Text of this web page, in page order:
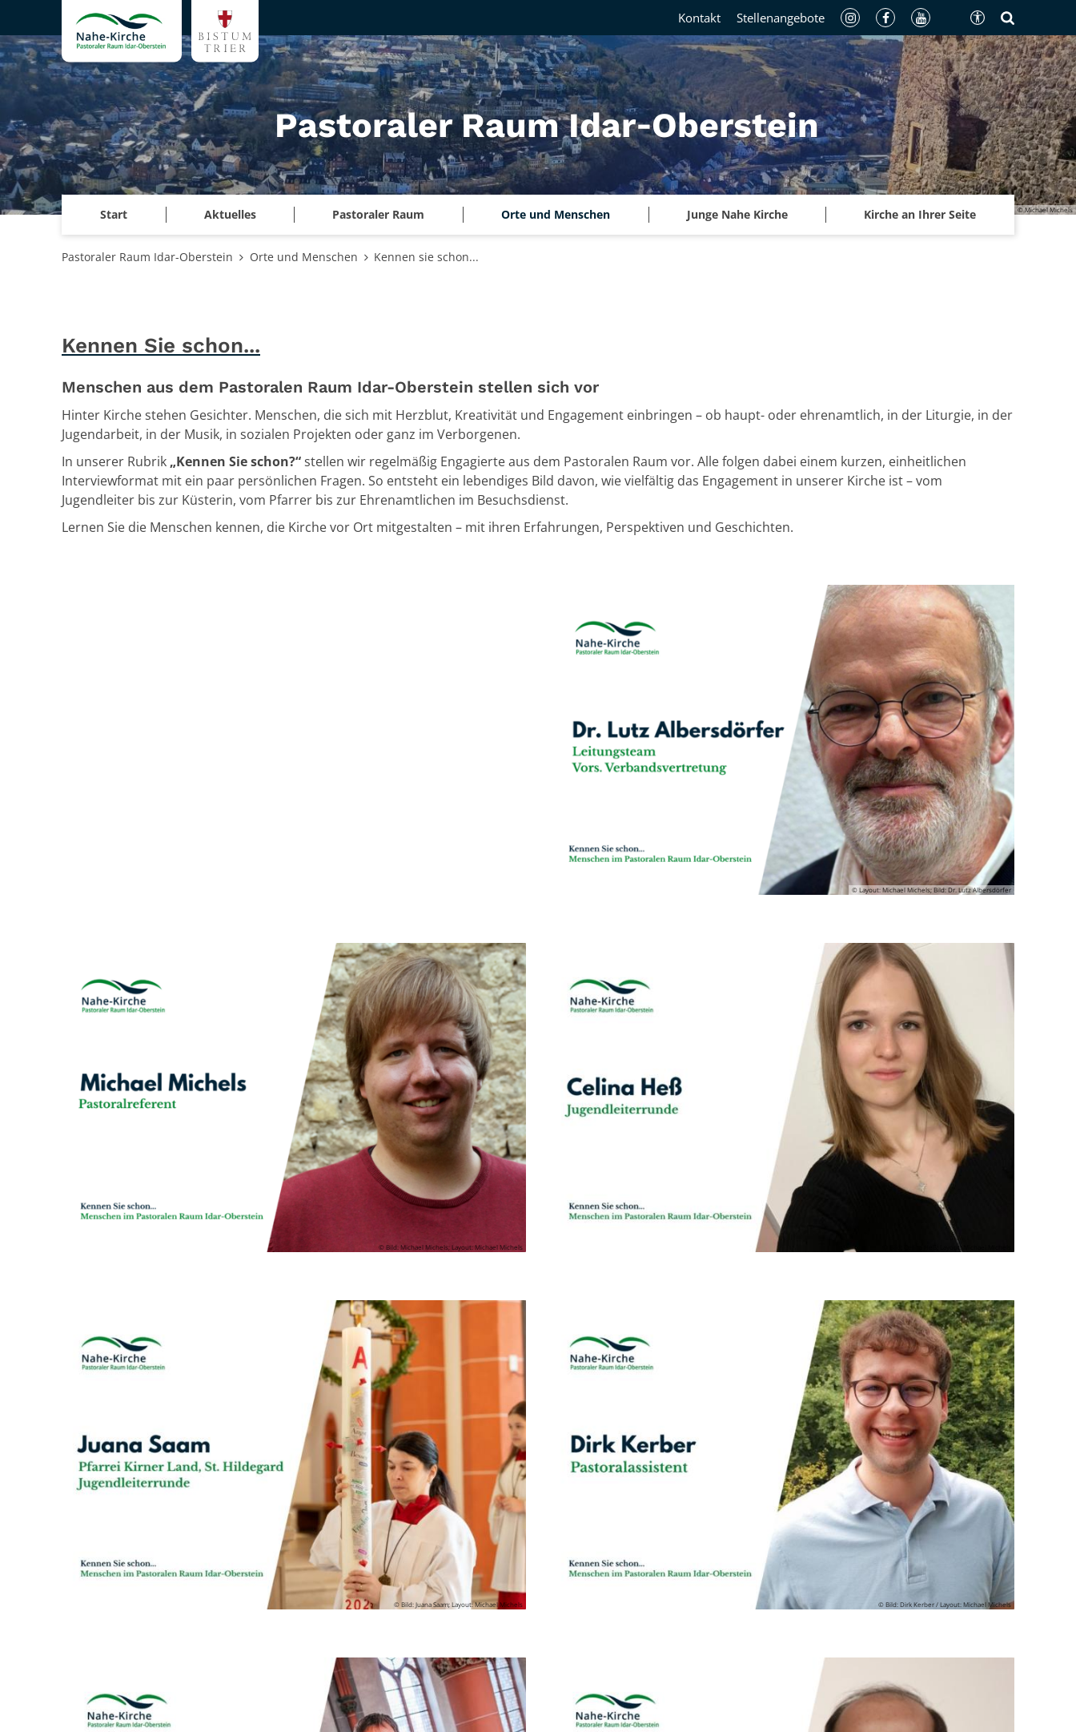
Zum Inhalt springen
© Michael Michels
Pastoraler Raum Idar‑Oberstein
Start Aktuelles Pastoraler Raum Orte und Menschen Junge Nahe Kirche Kirche an Ihrer Seite
Kontakt Stellenangebote
Pastoraler Raum Idar-Oberstein Orte und Menschen Kennen sie schon...
Kennen Sie schon...
Menschen aus dem Pastoralen Raum Idar-Oberstein stellen sich vor
Hinter Kirche stehen Gesichter. Menschen, die sich mit Herzblut, Kreativität und Engagement einbringen – ob haupt- oder ehrenamtlich, in der Liturgie, in der
Jugendarbeit, in der Musik, in sozialen Projekten oder ganz im Verborgenen.
In unserer Rubrik „Kennen Sie schon?“stellen wir regelmäßig Engagierte aus dem Pastoralen Raum vor. Alle folgen dabei einem kurzen, einheitlichen
Interviewformat mit ein paar persönlichen Fragen. So entsteht ein lebendiges Bild davon, wie vielfältig das Engagement in unserer Kirche ist – vom
Jugendleiter bis zur Küsterin, vom Pfarrer bis zur Ehrenamtlichen im Besuchsdienst.
Lernen Sie die Menschen kennen, die Kirche vor Ort mitgestalten – mit ihren Erfahrungen, Perspektiven und Geschichten.
© Layout: Michael Michels; Bild: Dr. Lutz Albersdörfer
© Bild: Michael Michels; Layout: Michael Michels © Bild: Celina Heß; Layout: Michael Michels
© Bild: Juana Saam; Layout: Michael Michels © Bild: Dirk Kerber / Layout: Michael Michels